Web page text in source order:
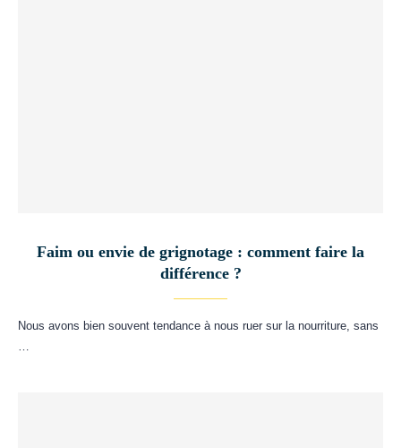
Faim ou envie de grignotage : comment faire la
différence ?
Nous avons bien souvent tendance à nous ruer sur la nourriture, sans
…